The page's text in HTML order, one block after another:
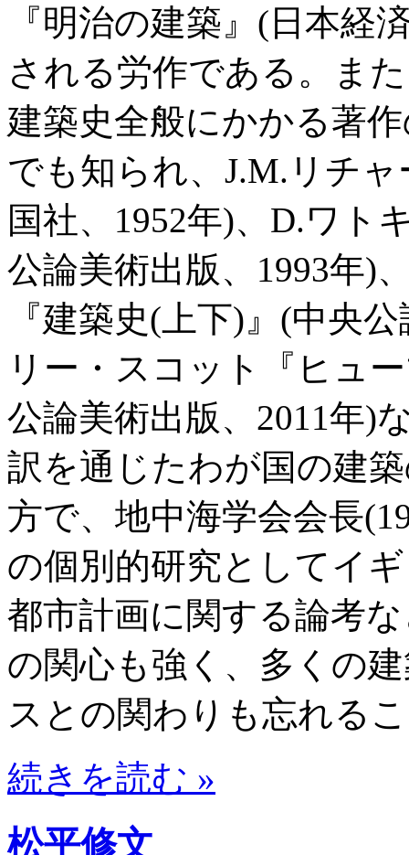
『明治の建築』(日本経
される労作である。ま
建築史全般にかかる著
でも知られ、J.M.リチ
国社、1952年)、D.ワト
公論美術出版、1993年)
『建築史(上下)』(中央
リー・スコット『ヒュ
公論美術出版、2011年)
訳を通じたわが国の建
方で、地中海学会会長
の個別的研究としてイ
都市計画に関する論考
の関心も強く、多くの
スとの関わりも忘れる
続きを読む »
松平修文